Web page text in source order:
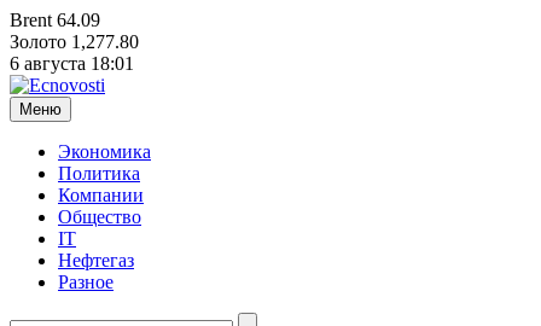
Brent 64.09
Золото 1,277.80
6 августа 18:01
Меню
Экономика
Политика
Компании
Общество
IT
Нефтегаз
Разное